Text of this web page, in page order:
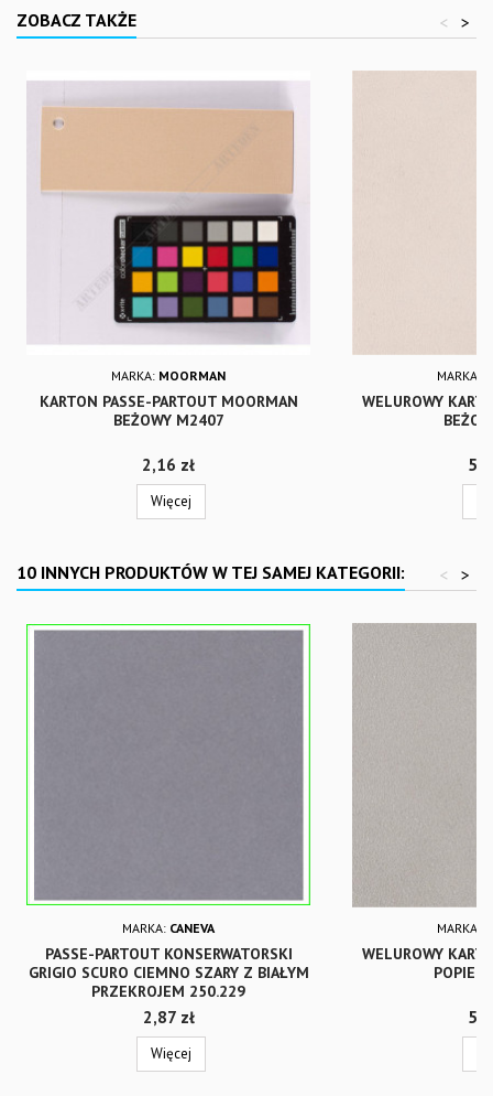
ZOBACZ TAKŻE >
<
MARKA: MOORMAN
KARTON PASSE-PARTOUT MOORMAN
BEŻOWY M2407
Cena
2,16 zł
Więcej
MARKA:
WELUROWY
10 INNYCH PRODUKTÓW W TEJ SAMEJ KATEGORII: >
<
MARKA: CANEVA
PASSE-PARTOUT KONSERWATORSKI
GRIGIO SCURO CIEMNO SZARY Z BIAŁYM
PRZEKROJEM 250.229
Cena
2,87 zł
Więcej
MARKA:
WELUROWY